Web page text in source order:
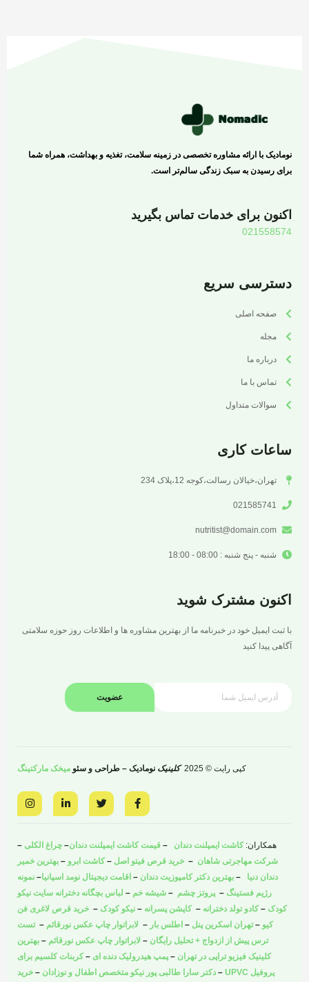
نومادیک با ارائه مشاوره تخصصی در زمینه سلامت، تغذیه و بهداشت، همراه شما
برای رسیدن به سبک زندگی سالم‌تر است.
اکنون برای خدمات تماس بگیرید
021558574
دسترسی سریع
صفحه اصلی
مجله
درباره ما
تماس با ما
سوالات متداول
ساعات کاری
تهران،خیالان رسالت،کوجه 12،پلاک 234
021585741
nutritist@domain.com
شنبه - پنج شنبه : 08:00 - 18:00
اکنون مشترک شوید
با ثبت ایمیل خود در خبرنامه ما از بهترین مشاوره ها و اطلاعات روز حوزه سلامتی
آگاهی پیدا کنید
عضویت
کپی رایت © 2025 کلینیک نومادیک – طراحی و سئو میخک مارکتینگ
F
a
c
o
o
k
-
w
i
e
r
L
i
n
d
-
n
I
n
s
g
r
a
m
همکاران: کاشت ایمپلنت دندان – قیمت کاشت ایمپلنت دندان– چراغ الکلی –
شرکت مهاجرتی شاهان – خرید قرص فیتو اصل –کاشت ابرو – بهترین خمیر
دندان دنیا – بهترین دکتر کامپوزیت دندان – اقامت دیجیتال نومد اسپانیا– نمونه
رژیم فستینگ – پروتز چشم – شیشه خم – لباس بچگانه دخترانه سایت نیکو
کودک –کادو تولد دخترانه –کاپشن پسرانه – نیکو کودک – خرید قرص لاغری فن
کیو –تهران اسکرین پنل – اطلس بار – لابراتوار چاپ عکس نورقائم –تست
ترس پیش از ازدواج + تحلیل رایگان – لابراتوار چاپ عکس نورقائم – بهترین
کلینیک فیزیو تراپی در تهران – پمپ هیدرولیک دنده ای –کربنات کلسیم برای
پروفیل UPVC
– دکتر سارا طالبی پور نیکو متخصص اطفال و نوزادان – خرید